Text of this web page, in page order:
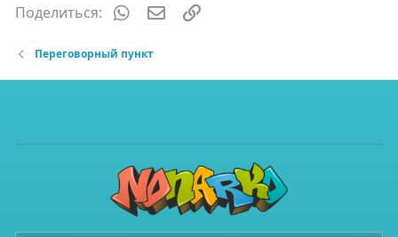
Поделиться: WhatsAppЭлектронная почта
Переговорный пункт